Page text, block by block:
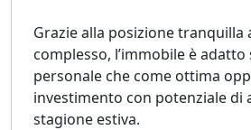
Grazie alla posizione tranquilla
complesso, l’immobile è adatto
personale che come ottima
investimento con potenziale di
stagione estiva.